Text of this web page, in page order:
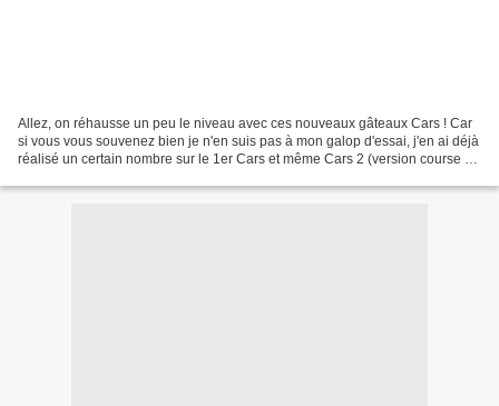
Allez, on réhausse un peu le niveau avec ces nouveaux gâteaux Cars ! Car
si vous vous souvenez bien je n'en suis pas à mon galop d'essai, j'en ai déjà
réalisé un certain nombre sur le 1er Cars et même Cars 2 (version course et